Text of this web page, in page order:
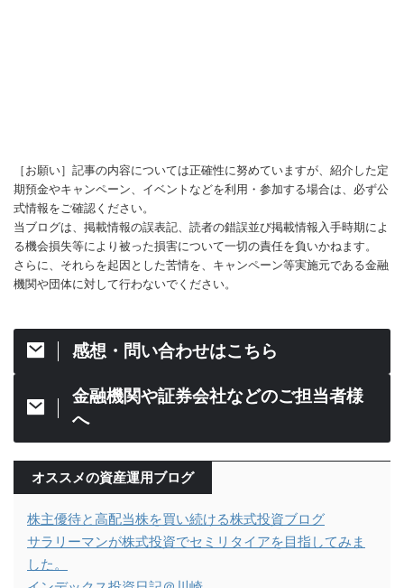
［お願い］記事の内容については正確性に努めていますが、紹介した定
期預金やキャンペーン、イベントなどを利用・参加する場合は、必ず公
式情報をご確認ください。
当ブログは、掲載情報の誤表記、読者の錯誤並び掲載情報入手時期によ
る機会損失等により被った損害について一切の責任を負いかねます。
さらに、それらを起因とした苦情を、キャンペーン等実施元である金融
機関や団体に対して行わないでください。
感想・問い合わせはこちら
金融機関や証券会社などのご担当者様
へ
オススメの資産運用ブログ
株主優待と高配当株を買い続ける株式投資ブログ
サラリーマンが株式投資でセミリタイアを目指してみま
した。